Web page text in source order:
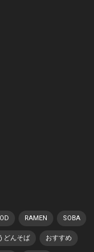
RAMEN SOBA
どんそば おすすめ